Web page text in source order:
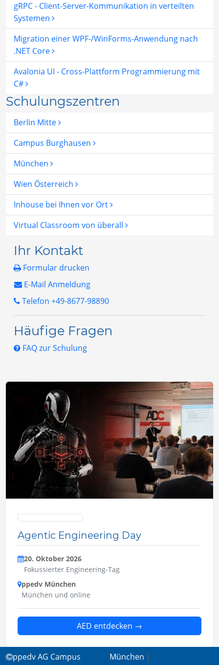
gRPC - Client-Server-Kommunikation in verteilten
Systemen
Migration einer WPF-/WinForms-Anwendung nach
.NET Core
Avalonia UI - Cross-Plattform Programmierung mit
C#
Schulungszentren
Berlin Mitte
Campus Burghausen
München
Wien Österreich
Inhouse bei Ihnen vor Ort
Virtual Classroom von überall
Ihr Kontakt
Formular drucken
E-Mail Anmeldung
Telefon +49-8677-98890
Häufige Fragen
FAQ zur Schulung
Agentic Engineering Day
20. Oktober 2026
Fokussierter Engineering-Tag
ppedv München
München und online
AED entdecken →
ppedv AG Campus
München |